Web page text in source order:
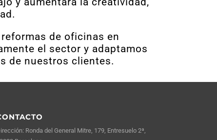
de oficinas en
el sector y adaptamos
de nuestros clientes.
Ronda del General Mitre, 179, Entresuelo 2ª,